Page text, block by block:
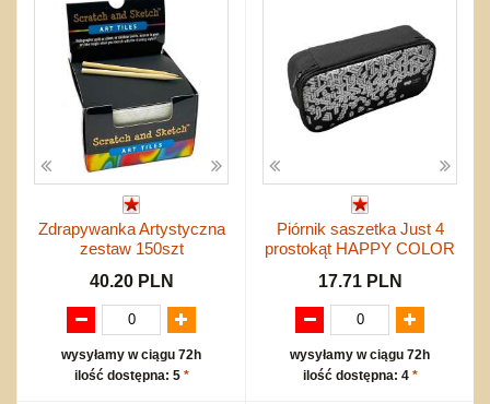
Zdrapywanka Artystyczna
zestaw 150szt
40.20 PLN
wysyłamy w ciągu 72h
ilość dostępna: 5 *
Piórnik saszetka Just 4
prostokąt HAPPY COLOR
17.71 PLN
wysyłamy w ciągu 72h
ilość dostępna: 4 *